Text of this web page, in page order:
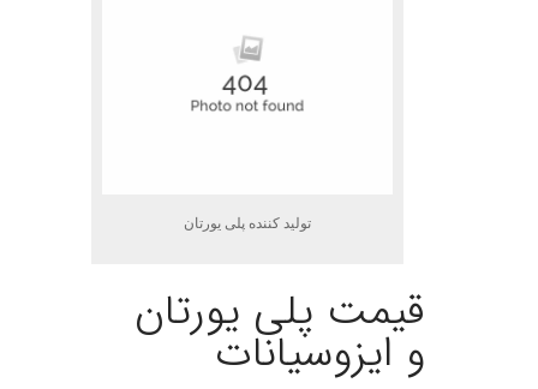
تولید کننده پلی یورتان
قیمت پلی یورتان
و ایزوسیانات